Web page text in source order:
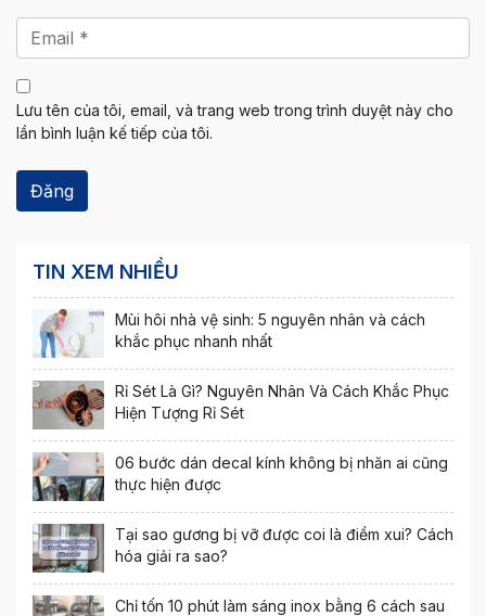
Lưu tên của tôi, email, và trang web trong trình duyệt này cho
lần bình luận kế tiếp của tôi.
TIN XEM NHIỀU
Mùi hôi nhà vệ sinh: 5 nguyên nhân và cách
khắc phục nhanh nhất
Rỉ Sét Là Gì? Nguyên Nhân Và Cách Khắc Phục
Hiện Tượng Rỉ Sét
06 bước dán decal kính không bị nhăn ai cũng
thực hiện được
Tại sao gương bị vỡ được coi là điềm xui? Cách
hóa giải ra sao?
Chỉ tốn 10 phút làm sáng inox bằng 6 cách sau